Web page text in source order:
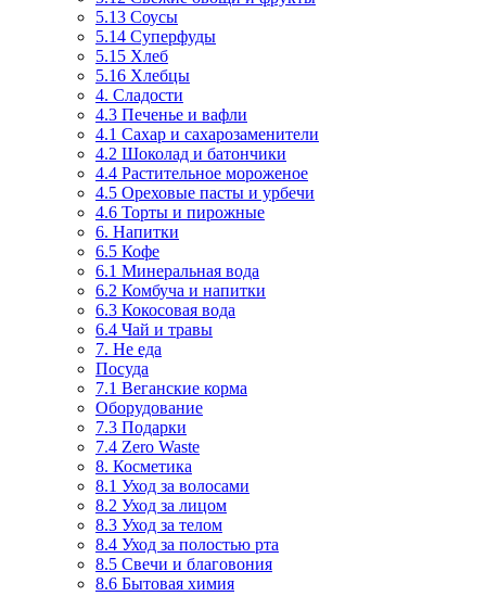
5.13 Соусы
5.14 Суперфуды
5.15 Хлеб
5.16 Хлебцы
4. Сладости
4.3 Печенье и вафли
4.1 Сахар и сахарозаменители
4.2 Шоколад и батончики
4.4 Растительное мороженое
4.5 Ореховые пасты и урбечи
4.6 Торты и пирожные
6. Напитки
6.5 Кофе
6.1 Минеральная вода
6.2 Комбуча и напитки
6.3 Кокосовая вода
6.4 Чай и травы
7. Не еда
Посуда
7.1 Веганские корма
Оборудование
7.3 Подарки
7.4 Zero Waste
8. Косметика
8.1 Уход за волосами
8.2 Уход за лицом
8.3 Уход за телом
8.4 Уход за полостью рта
8.5 Свечи и благовония
8.6 Бытовая химия